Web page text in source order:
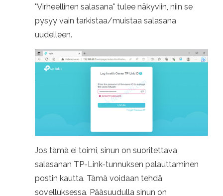
"Virheellinen salasana" tulee näkyviin, niin se
pysyy vain tarkistaa/muistaa salasana
uudelleen.
Jos tämä ei toimi, sinun on suoritettava
salasanan TP-Link-tunnuksen palauttaminen
postin kautta. Tämä voidaan tehdä
sovelluksessa. Pääsuudulla sinun on